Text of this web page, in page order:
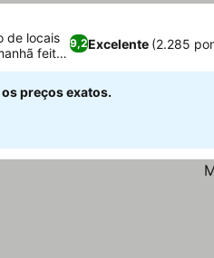
9,2Excelente (2.285
de locais
feito
preços exatos.